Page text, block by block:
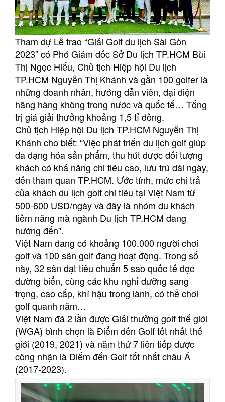
Tham dự Lễ trao “Giải Golf du lịch Sài Gòn
2023” có Phó Giám đốc Sở Du lịch TP.HCM Bùi
Thị Ngọc Hiếu, Chủ tịch Hiệp hội Du lịch
TP.HCM Nguyễn Thị Khánh và gần 100 golfer là
những doanh nhân, hướng dẫn viên, đại diện
hãng hàng không trong nước và quốc tế… Tổng
trị giá giải thưởng khoảng 1,5 tỉ đồng.
Chủ tịch Hiệp hội Du lịch TP.HCM Nguyễn Thị
Khánh cho biết: “Việc phát triển du lịch golf giúp
đa dạng hóa sản phẩm, thu hút được đối tượng
khách có khả năng chi tiêu cao, lưu trú dài ngày,
đến tham quan TP.HCM. Ước tính, mức chi trả
của khách du lịch golf chi tiêu tại Việt Nam từ
500-600 USD/ngày và đây là nhóm du khách
tiềm năng mà ngành Du lịch TP.HCM đang
hướng đến”.
Việt Nam đang có khoảng 100.000 người chơi
golf và 100 sân golf đang hoạt động. Trong số
này, 32 sân đạt tiêu chuẩn 5 sao quốc tế dọc
đường biển, cùng các khu nghỉ dưỡng sang
trọng, cao cấp, khí hậu trong lành, có thể chơi
golf quanh năm…
Việt Nam đã 2 lần được Giải thưởng golf thế giới
(WGA) bình chọn là Điểm đến Golf tốt nhất thế
giới (2019, 2021) và năm thứ 7 liên tiếp được
công nhận là Điểm đến Golf tốt nhất châu Á
(2017-2023).